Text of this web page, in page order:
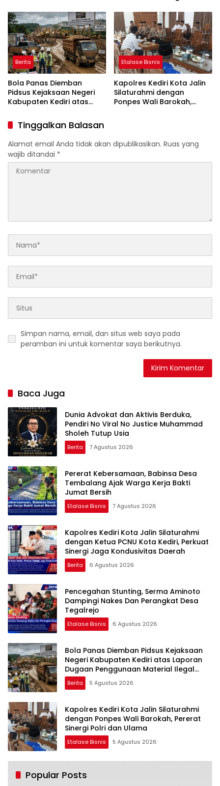
Daerah
Berita
Bola Panas Diemban
Pidsus Kejaksaan Negeri
Kabupaten Kediri atas
Penggunaan Material
Ilegal Proyek Tol Kediri
Oleh PT. HASTARI JAYA
SENTOSA
Etalase Bisnis
Kapolres Kediri Kota Jalin
Silaturahmi dengan
Ponpes Wali Barokah,
Tinggalkan Balasan
Alamat email Anda tidak akan dipublikasikan. Ruas yang
wajib ditandai *
Simpan nama, email, dan situs web saya pada
peramban ini untuk komentar saya berikutnya.
Baca Juga
Dunia Advokat dan Aktivis Berduka,
Pendiri No Viral No Justice Muhammad
Sholeh Tutup Usia
Berita 7 Agustus 2026
Pererat Kebersamaan, Babinsa Desa
Tembalang Ajak Warga Kerja Bakti
Jumat Bersih
Etalase Bisnis 7 Agustus 2026
Kapolres Kediri Kota Jalin Silaturahmi
dengan Ketua PCNU Kota Kediri, Perkuat
Sinergi Jaga Kondusivitas Daerah
Berita 6 Agustus 2026
Pencegahan Stunting, Serma Aminoto
Dampingi Nakes Dan Perangkat Desa
Tegalrejo
Etalase Bisnis 6 Agustus 2026
Bola Panas Diemban Pidsus Kejaksaan
Negeri Kabupaten Kediri atas Laporan
Dugaan Penggunaan Material Ilegal
Proyek Tol Kediri Oleh PT. HASTARI JAYA
SENTOSA
Berita 5 Agustus 2026
Kapolres Kediri Kota Jalin Silaturahmi
dengan Ponpes Wali Barokah, Pererat
Sinergi Polri dan Ulama
Etalase Bisnis 5 Agustus 2026
Popular Posts